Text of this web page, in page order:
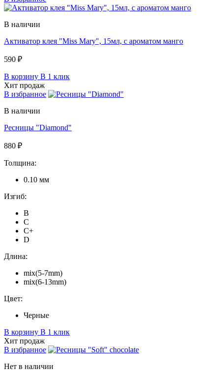
В наличии
Активатор клея "Miss Mary", 15мл, c ароматом манго
590 ₽
В корзину В 1 клик
Хит продаж
В избранное
В наличии
Ресницы "Diamond"
880 ₽
Толщина:
0.10 мм
Изгиб:
B
C
C+
D
Длина:
mix(5-7mm)
mix(6-13mm)
Цвет:
Черные
В корзину В 1 клик
Хит продаж
В избранное
Нет в наличии